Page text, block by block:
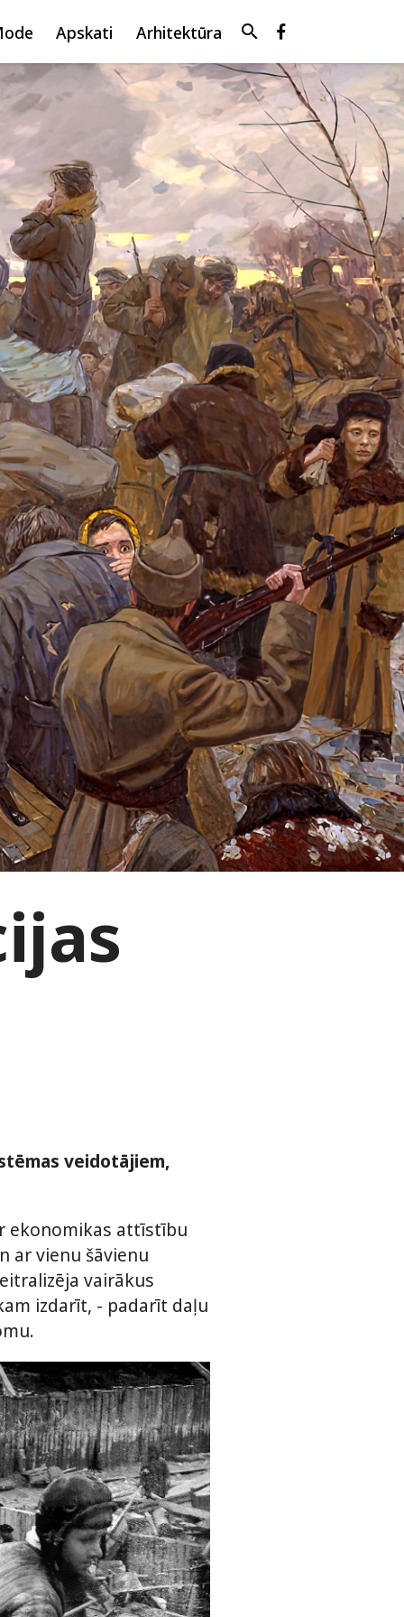
Apskati Arhitektūra search
veidotājiem,
ekonomikas attīstību
ar vienu šāvienu
vairākus
izdarīt, - padarīt daļu